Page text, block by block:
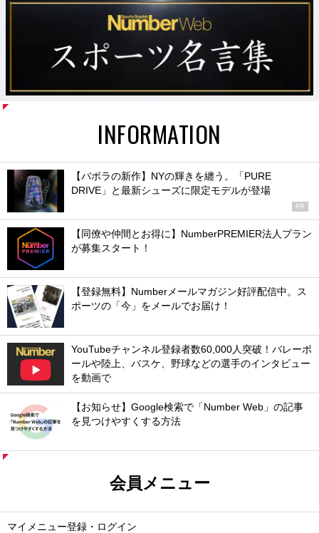
INFORMATION
【バボラの新作】NYの輝きを纏う。「PURE
DRIVE」と最新シューズに限定モデルが登場
PR
【同僚や仲間とお得に】NumberPREMIER法人プラン
が募集スタート！
【登録無料】Numberメールマガジン好評配信中。ス
ポーツの「今」をメールでお届け！
YouTubeチャンネル登録者数60,000人突破！バレーボ
ールや陸上、バスケ、野球などの選手のインタビュー
を動画で
【お知らせ】Google検索で「Number Web」の記事
を見つけやすくする方法
会員メニュー
マイメニュー登録・ログイン